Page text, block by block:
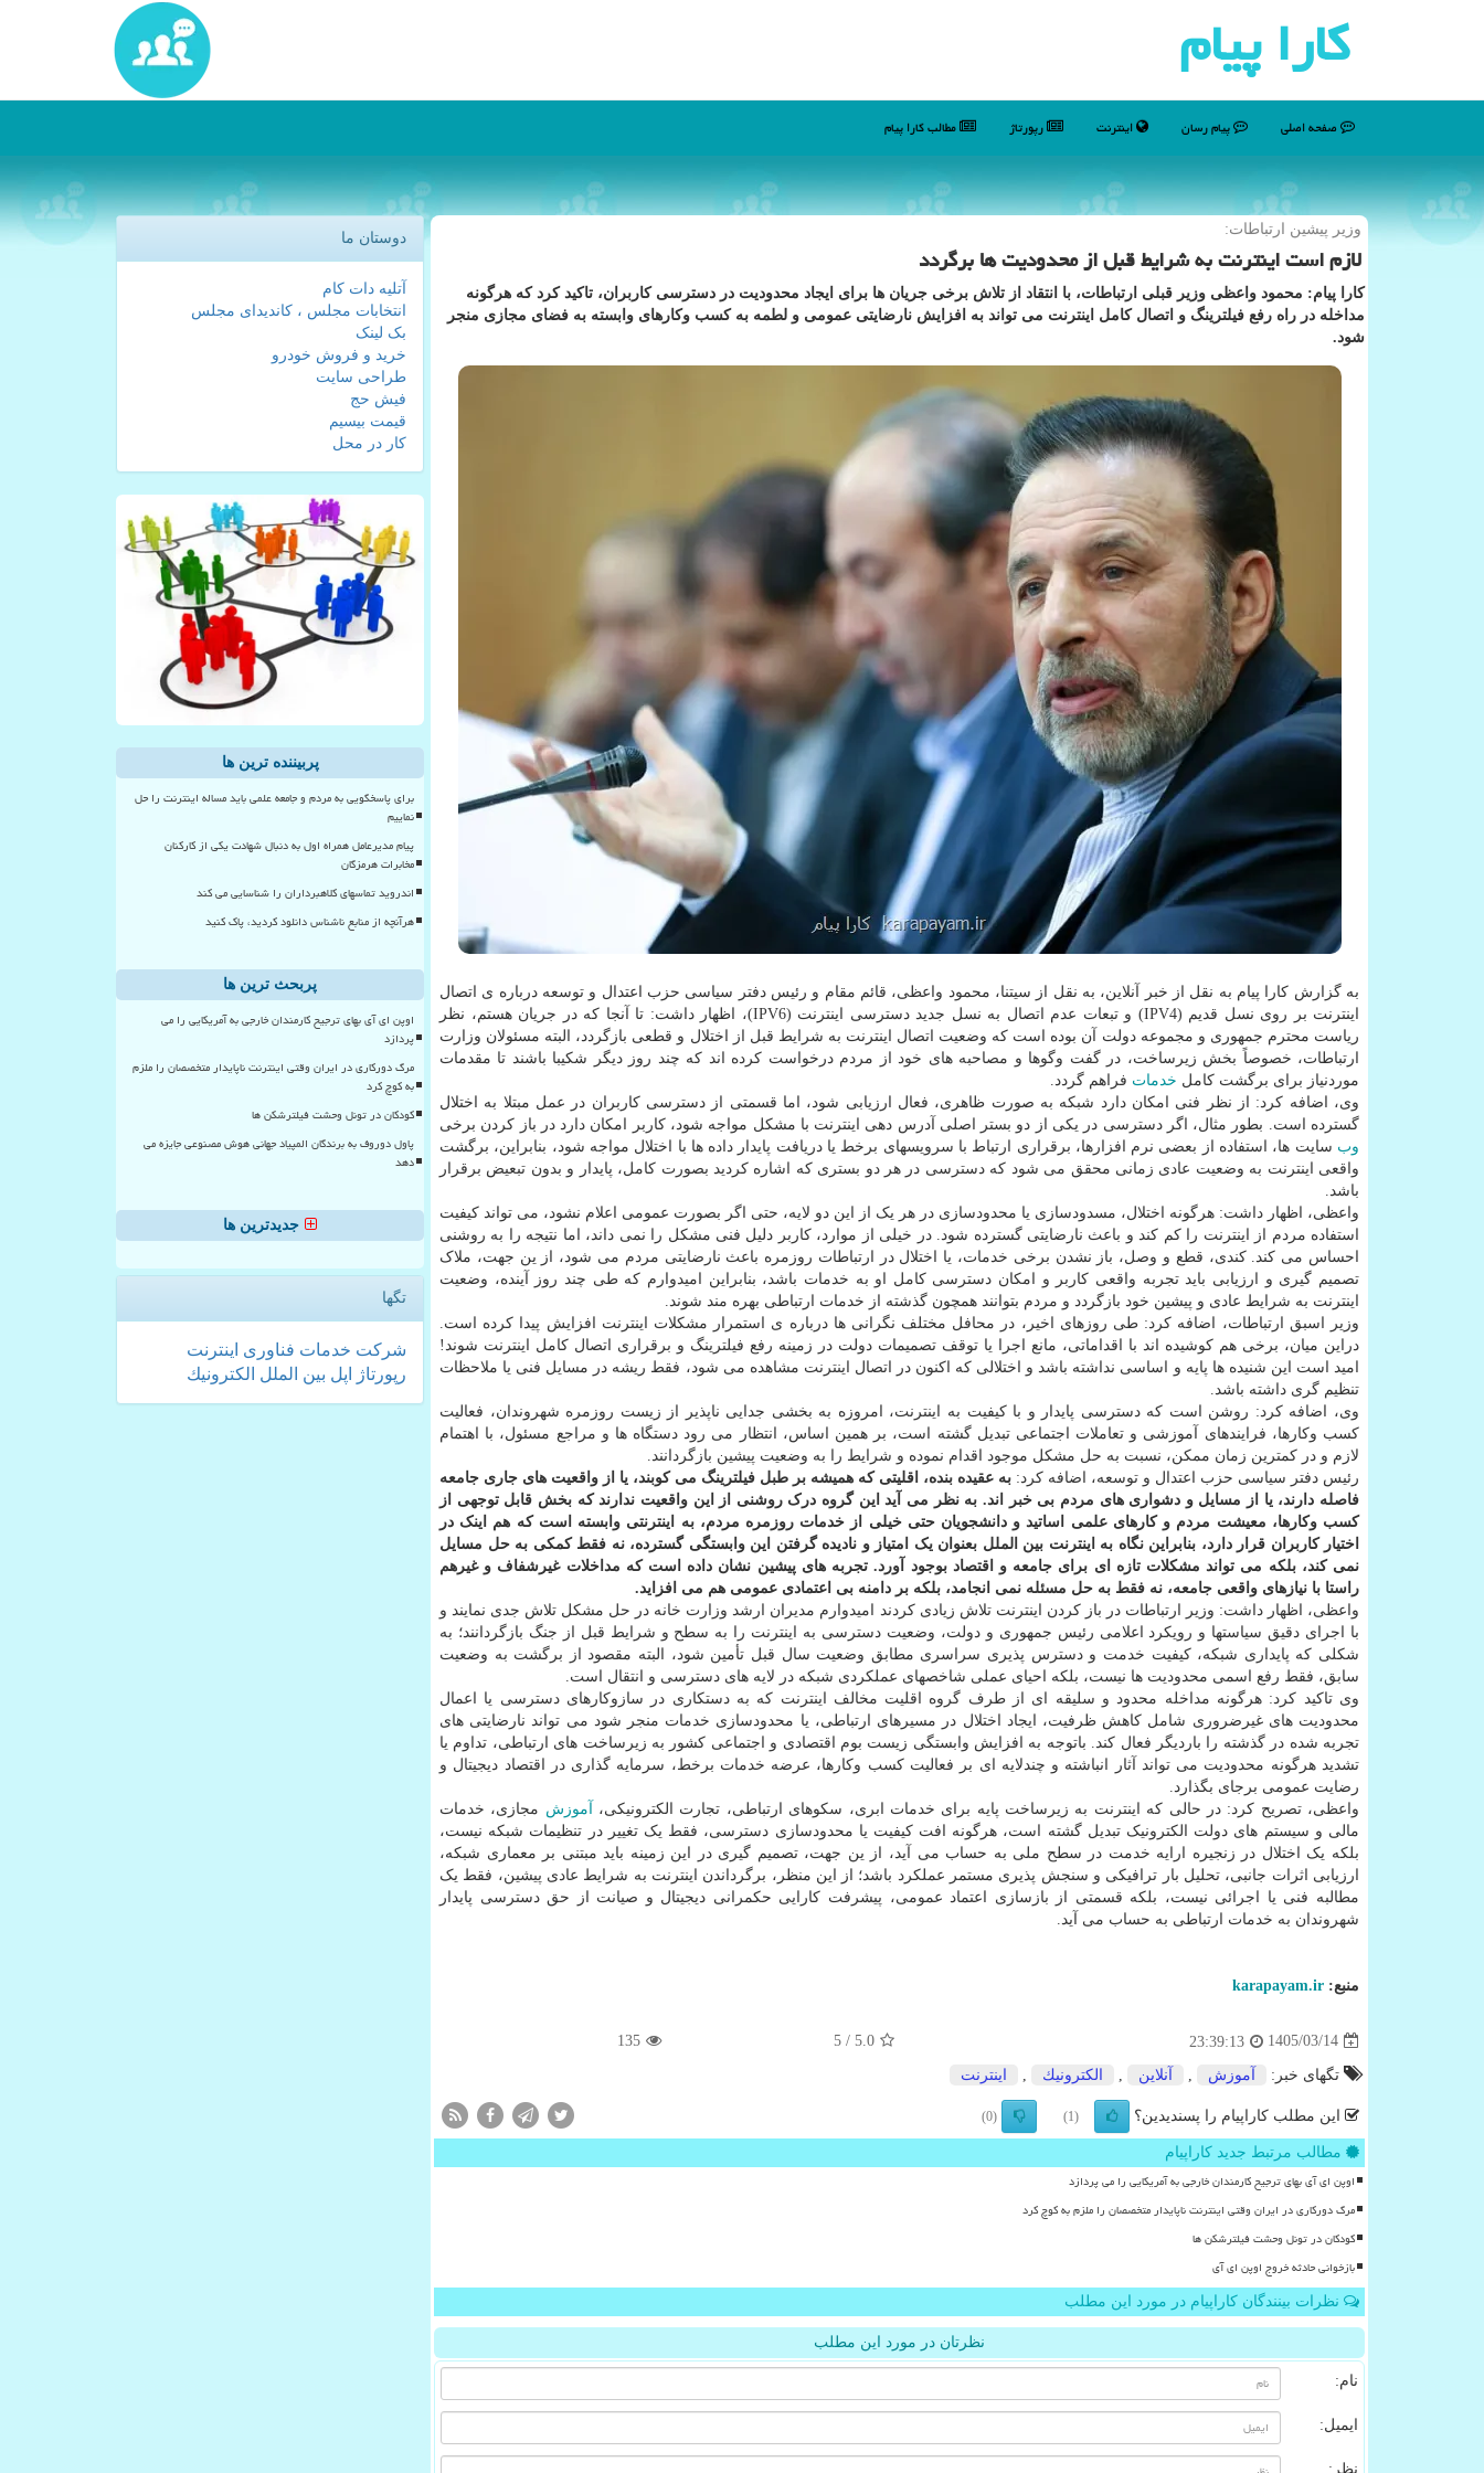
كارا پیام
صفحه اصلی پیام رسان اینترنت رپورتاژ مطالب كارا پیام
وزیر پیشین ارتباطات:
لازم است اینترنت به شرایط قبل از محدودیت ها برگردد
کارا پیام: محمود واعظی وزیر قبلی ارتباطات، با انتقاد از تلاش برخی جریان ها برای ایجاد محدودیت در دسترسی کاربران، تاکید کرد که هرگونه
مداخله در راه رفع فیلترینگ و اتصال کامل اینترنت می تواند به افزایش نارضایتی عمومی و لطمه به کسب وکارهای وابسته به فضای مجازی منجر
شود.
به گزارش کارا پیام به نقل از خبر آنلاین، به نقل از سیتنا، محمود واعظی، قائم مقام و رئیس دفتر سیاسی حزب اعتدال و توسعه درباره ی اتصال
اینترنت بر روی نسل قدیم (IPV4) و تبعات عدم اتصال به نسل جدید دسترسی اینترنت (IPV6)، اظهار داشت: تا آنجا که در جریان هستم، نظر
ریاست محترم جمهوری و مجموعه دولت آن بوده است که وضعیت اتصال اینترنت به شرایط قبل از اختلال و قطعی بازگردد، البته مسئولان وزارت
ارتباطات، خصوصاً بخش زیرساخت، در گفت وگوها و مصاحبه های خود از مردم درخواست کرده اند که چند روز دیگر شکیبا باشند تا مقدمات
موردنیاز برای برگشت کامل خدمات فراهم گردد.
وی، اضافه کرد: از نظر فنی امکان دارد شبکه به صورت ظاهری، فعال ارزیابی شود، اما قسمتی از دسترسی کاربران در عمل مبتلا به اختلال
گسترده است. بطور مثال، اگر دسترسی در یکی از دو بستر اصلی آدرس دهی اینترنت با مشکل مواجه شود، کاربر امکان دارد در باز کردن برخی
وب سایت ها، استفاده از بعضی نرم افزارها، برقراری ارتباط با سرویسهای برخط یا دریافت پایدار داده ها با اختلال مواجه شود، بنابراین، برگشت
واقعی اینترنت به وضعیت عادی زمانی محقق می شود که دسترسی در هر دو بستری که اشاره کردید بصورت کامل، پایدار و بدون تبعیض برقرار
باشد.
واعظی، اظهار داشت: هرگونه اختلال، مسدودسازی یا محدودسازی در هر یک از این دو لایه، حتی اگر بصورت عمومی اعلام نشود، می تواند کیفیت
استفاده مردم از اینترنت را کم کند و باعث نارضایتی گسترده شود. در خیلی از موارد، کاربر دلیل فنی مشکل را نمی داند، اما نتیجه را به روشنی
احساس می کند. کندی، قطع و وصل، باز نشدن برخی خدمات، یا اختلال در ارتباطات روزمره باعث نارضایتی مردم می شود، از ین جهت، ملاک
تصمیم گیری و ارزیابی باید تجربه واقعی کاربر و امکان دسترسی کامل او به خدمات باشد، بنابراین امیدوارم که طی چند روز آینده، وضعیت
اینترنت به شرایط عادی و پیشین خود بازگردد و مردم بتوانند همچون گذشته از خدمات ارتباطی بهره مند شوند.
وزیر اسبق ارتباطات، اضافه کرد: طی روزهای اخیر، در محافل مختلف نگرانی ها درباره ی استمرار مشکلات اینترنت افزایش پیدا کرده است.
دراین میان، برخی هم کوشیده اند با اقداماتی، مانع اجرا یا توقف تصمیمات دولت در زمینه رفع فیلترینگ و برقراری اتصال کامل اینترنت شوند!
امید است این شنیده ها پایه و اساسی نداشته باشد و اختلالی که اکنون در اتصال اینترنت مشاهده می شود، فقط ریشه در مسایل فنی یا ملاحظات
تنظیم گری داشته باشد.
وی، اضافه کرد: روشن است که دسترسی پایدار و با کیفیت به اینترنت، امروزه به بخشی جدایی ناپذیر از زیست روزمره شهروندان، فعالیت
کسب وکارها، فرایندهای آموزشی و تعاملات اجتماعی تبدیل گشته است، بر همین اساس، انتظار می رود دستگاه ها و مراجع مسئول، با اهتمام
لازم و در کمترین زمان ممکن، نسبت به حل مشکل موجود اقدام نموده و شرایط را به وضعیت پیشین بازگردانند.
رئیس دفتر سیاسی حزب اعتدال و توسعه، اضافه کرد: به عقیده بنده، اقلیتی که همیشه بر طبل فیلترینگ می کوبند، یا از واقعیت های جاری جامعه
فاصله دارند، یا از مسایل و دشواری های مردم بی خبر اند. به نظر می آید این گروه درک روشنی از این واقعیت ندارند که بخش قابل توجهی از
کسب وکارها، معیشت مردم و کارهای علمی اساتید و دانشجویان حتی خیلی از خدمات روزمره مردم، به اینترنتی وابسته است که هم اینک در
اختیار کاربران قرار دارد، بنابراین نگاه به اینترنت بین الملل بعنوان یک امتیاز و نادیده گرفتن این وابستگی گسترده، نه فقط کمکی به حل مسایل
نمی کند، بلکه می تواند مشکلات تازه ای برای جامعه و اقتصاد بوجود آورد. تجربه های پیشین نشان داده است که مداخلات غیرشفاف و غیرهم
راستا با نیازهای واقعی جامعه، نه فقط به حل مسئله نمی انجامد، بلکه بر دامنه بی اعتمادی عمومی هم می افزاید.
واعظی، اظهار داشت: وزیر ارتباطات در باز کردن اینترنت تلاش زیادی کردند امیدوارم مدیران ارشد وزارت خانه در حل مشکل تلاش جدی نمایند و
با اجرای دقیق سیاستها و رویکرد اعلامی رئیس جمهوری و دولت، وضعیت دسترسی به اینترنت را به سطح و شرایط قبل از جنگ بازگردانند؛ به
شکلی که پایداری شبکه، کیفیت خدمت و دسترس پذیری سراسری مطابق وضعیت سال قبل تأمین شود، البته مقصود از برگشت به وضعیت
سابق، فقط رفع اسمی محدودیت ها نیست، بلکه احیای عملی شاخصهای عملکردی شبکه در لایه های دسترسی و انتقال است.
وی تاکید کرد: هرگونه مداخله محدود و سلیقه ای از طرف گروه اقلیت مخالف اینترنت که به دستکاری در سازوکارهای دسترسی یا اعمال
محدودیت های غیرضروری شامل کاهش ظرفیت، ایجاد اختلال در مسیرهای ارتباطی، یا محدودسازی خدمات منجر شود می تواند نارضایتی های
تجربه شده در گذشته را باردیگر فعال کند. باتوجه به افزایش وابستگی زیست بوم اقتصادی و اجتماعی کشور به زیرساخت های ارتباطی، تداوم یا
تشدید هرگونه محدودیت می تواند آثار انباشته و چندلایه ای بر فعالیت کسب وکارها، عرضه خدمات برخط، سرمایه گذاری در اقتصاد دیجیتال و
رضایت عمومی برجای بگذارد.
واعظی، تصریح کرد: در حالی که اینترنت به زیرساخت پایه برای خدمات ابری، سکوهای ارتباطی، تجارت الکترونیکی،
آموزش مجازی، خدمات
مالی و سیستم های دولت الکترونیک تبدیل گشته است، هرگونه افت کیفیت یا محدودسازی دسترسی، فقط یک تغییر در تنظیمات شبکه نیست،
بلکه یک اختلال در زنجیره ارایه خدمت در سطح ملی به حساب می آید، از ین جهت، تصمیم گیری در این زمینه باید مبتنی بر معماری شبکه،
ارزیابی اثرات جانبی، تحلیل بار ترافیکی و سنجش پذیری مستمر عملکرد باشد؛ از این منظر، برگرداندن اینترنت به شرایط عادی پیشین، فقط یک
مطالبه فنی یا اجرائی نیست، بلکه قسمتی از بازسازی اعتماد عمومی، پیشرفت کارایی حکمرانی دیجیتال و صیانت از حق دسترسی پایدار
شهروندان به خدمات ارتباطی به حساب می آید.
منبع: karapayam.ir
1405/03/14
23:39:13
5.0
/ 5
135
تگهای خبر: آموزش آنلاین الكترونیك اینترنت
این مطلب کاراپیام را پسندیدین؟ (1)
(0)
مطالب مرتبط جدید کاراپیام
اوپن ای آی بهای ترجیح کارمندان خارجی به آمریکایی را می پردازد
مرگ دورکاری در ایران وقتی اینترنت ناپایدار متخصصان را ملزم به کوچ کرد
کودکان در تونل وحشت فیلترشکن ها
بازخوانی حادثه خروج اوپن ای آی
نظرات بینندگان کاراپیام در مورد این مطلب
نظرتان در مورد این مطلب
نام:
ایمیل:
نظر:
دوستان ما
آتلیه دات کام
انتخابات مجلس ، کاندیدای مجلس
بک لینک
خرید و فروش خودرو
طراحی سایت
فیش حج
قیمت بیسیم
کار در محل
پربیننده ترین ها
برای پاسخگویی به مردم و جامعه علمی باید مساله اینترنت را حل
نماییم
پیام مدیرعامل همراه اول به دنبال شهادت یکی از کارکنان
مخابرات هرمزگان
اندروید تماسهای کلاهبرداران را شناسایی می کند
هرآنچه از منابع ناشناس دانلود کردید، پاک کنید
پربحث ترین ها
اوپن ای آی بهای ترجیح کارمندان خارجی به آمریکایی را می
پردازد
مرگ دورکاری در ایران وقتی اینترنت ناپایدار متخصصان را ملزم
به کوچ کرد
کودکان در تونل وحشت فیلترشکن ها
پاول دوروف به برندگان المپیاد جهانی هوش مصنوعی جایزه می
دهد
جدیدترین ها
تگها
شركت خدمات فناوری اینترنت
رپورتاژ
اپل بین الملل الكترونیك